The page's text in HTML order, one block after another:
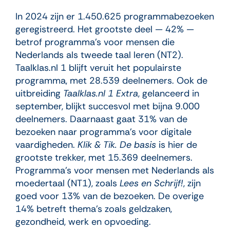
In 2024 zijn er 1.450.625 programmabezoeken
geregistreerd. Het grootste deel — 42% —
betrof programma’s voor mensen die
Nederlands als tweede taal leren (NT2).
Taalklas.nl 1 blijft veruit het populairste
programma, met 28.539 deelnemers. Ook de
uitbreiding Taalklas.nl 1 Extra, gelanceerd in
september, blijkt succesvol met bijna 9.000
deelnemers. Daarnaast gaat 31% van de
bezoeken naar programma’s voor digitale
vaardigheden. Klik & Tik. De basisis hier de
grootste trekker, met 15.369 deelnemers.
Programma’s voor mensen met Nederlands als
moedertaal (NT1), zoals Lees en Schrijf!, zijn
goed voor 13% van de bezoeken. De overige
14% betreft thema’s zoals geldzaken,
gezondheid, werk en opvoeding.